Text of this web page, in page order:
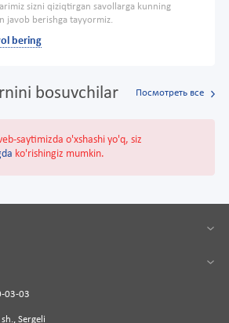
sizni qiziqtirgan savollarga kunning
javob berishga tayyormiz.
bering
bosuvchilar Посмотреть все
saytimizda o'xshashi yo'q, siz
ko'rishingiz mumkin.
03-03
Sergeli